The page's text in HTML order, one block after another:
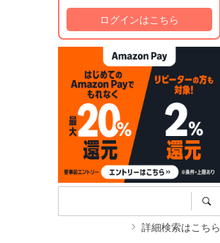
ログインはこちら
詳細検索はこちら